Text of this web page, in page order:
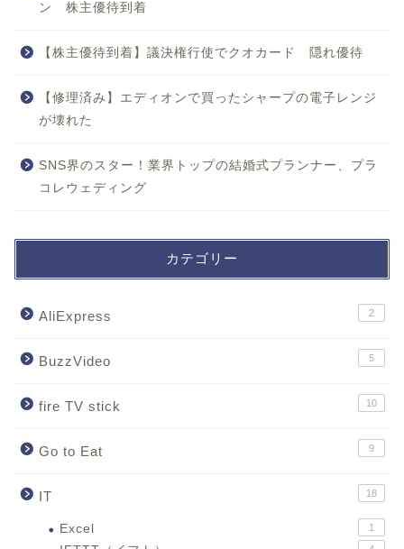
ン 株主優待到着
【株主優待到着】議決権行使でクオカード 隠れ優待
【修理済み】エディオンで買ったシャープの電子レンジ
が壊れた
SNS界のスター！業界トップの結婚式プランナー、プラ
コレウェディング
カテゴリー
AliExpress 2
BuzzVideo 5
fire TV stick 10
Go to Eat 9
IT 18
Excel 1